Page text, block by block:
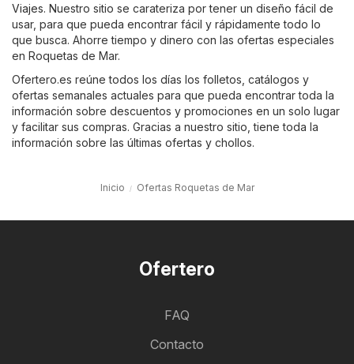
Viajes. Nuestro sitio se carateriza por tener un diseño fácil de
usar, para que pueda encontrar fácil y rápidamente todo lo
que busca. Ahorre tiempo y dinero con las ofertas especiales
en Roquetas de Mar.
Ofertero.es reúne todos los días los folletos, catálogos y
ofertas semanales actuales para que pueda encontrar toda la
información sobre descuentos y promociones en un solo lugar
y facilitar sus compras. Gracias a nuestro sitio, tiene toda la
información sobre las últimas ofertas y chollos.
Inicio Ofertas Roquetas de Mar
Ofertero
FAQ
Contacto